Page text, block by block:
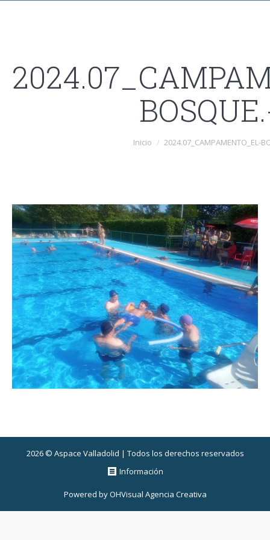
Inicio 2024.07_CAMPAMENTO_EL-
2026 © Aspace Valladolid | Todos los derechos reservados
Información
Powered byOHVisual Agencia Creativa